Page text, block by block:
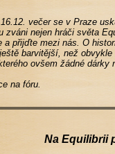
večer se v Praze
zváni nejen hráči světa
a přijďte mezi nás. O
barvitější, než
ovšem žádné
na fóru.
Na Equilibrii